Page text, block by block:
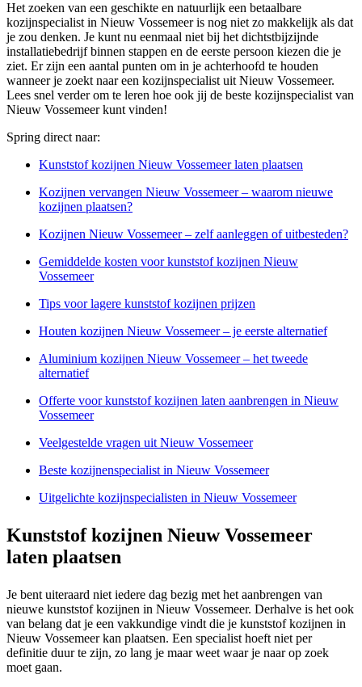
Het zoeken van een geschikte en natuurlijk een betaalbare
kozijnspecialist in Nieuw Vossemeer is nog niet zo makkelijk als dat
je zou denken. Je kunt nu eenmaal niet bij het dichtstbijzijnde
installatiebedrijf binnen stappen en de eerste persoon kiezen die je
ziet. Er zijn een aantal punten om in je achterhoofd te houden
wanneer je zoekt naar een kozijnspecialist uit Nieuw Vossemeer.
Lees snel verder om te leren hoe ook jij de beste kozijnspecialist van
Nieuw Vossemeer kunt vinden!
Spring direct naar:
Kunststof kozijnen Nieuw Vossemeer laten plaatsen
Kozijnen vervangen Nieuw Vossemeer – waarom nieuwe
kozijnen plaatsen?
Kozijnen Nieuw Vossemeer – zelf aanleggen of uitbesteden?
Gemiddelde kosten voor kunststof kozijnen Nieuw
Vossemeer
Tips voor lagere kunststof kozijnen prijzen
Houten kozijnen Nieuw Vossemeer – je eerste alternatief
Aluminium kozijnen Nieuw Vossemeer – het tweede
alternatief
Offerte voor kunststof kozijnen laten aanbrengen in Nieuw
Vossemeer
Veelgestelde vragen uit Nieuw Vossemeer
Beste kozijnenspecialist in Nieuw Vossemeer
Uitgelichte kozijnspecialisten in Nieuw Vossemeer
Kunststof kozijnen Nieuw Vossemeer
laten plaatsen
Je bent uiteraard niet iedere dag bezig met het aanbrengen van
nieuwe kunststof kozijnen in Nieuw Vossemeer. Derhalve is het ook
van belang dat je een vakkundige vindt die je kunststof kozijnen in
Nieuw Vossemeer kan plaatsen. Een specialist hoeft niet per
definitie duur te zijn, zo lang je maar weet waar je naar op zoek
moet gaan.